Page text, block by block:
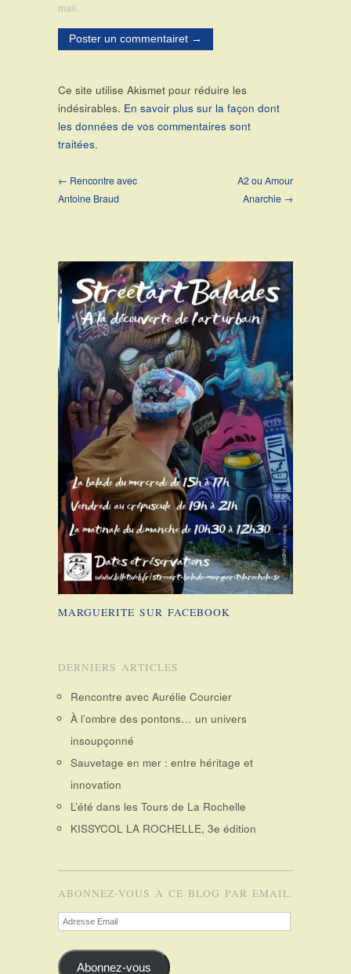
mail.
Ce site utilise Akismet pour réduire les
indésirables. En savoir plus sur la façon dont
les données de vos commentaires sont
traitées.
← Rencontre avec
Antoine Braud
A2 ou Amour
Anarchie →
MARGUERITE SUR FACEBOOK
DERNIERS ARTICLES
Rencontre avec Aurélie Courcier
À l’ombre des pontons… un univers
insoupçonné
Sauvetage en mer : entre héritage et
innovation
L’été dans les Tours de La Rochelle
KISSYCOL LA ROCHELLE, 3e édition
ABONNEZ-VOUS À CE BLOG PAR EMAIL.
Adresse
Email
Abonnez-vous